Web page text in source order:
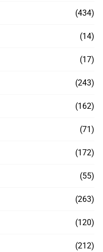
(434)
(14)
(17)
(243)
(162)
(71)
(172)
(55)
(263)
(120)
(212)